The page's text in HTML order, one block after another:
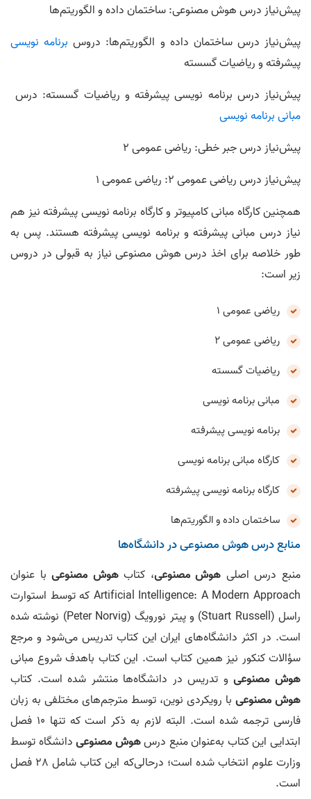
پیش‌نیاز درس هوش مصنوعی: ساختمان داده و الگوریتم‌ها
پیش‌نیاز درس ساختمان داده و الگوریتم‌ها: دروس برنامه نویسی
پیشرفته و ریاضیات گسسته
پیش‌نیاز درس برنامه نویسی پیشرفته و ریاضیات گسسته: درس
مبانی‌ برنامه‌ نویسی
پیش‌نیاز درس جبر خطی: ریاضی عمومی 2
پیش‌نیاز درس ریاضی عمومی 2: ریاضی عمومی 1
همچنین کارگاه مبانی کامپیوتر و کارگاه برنامه نویسی پیشرفته نیز هم
نیاز درس مبانی پیشرفته و برنامه نویسی پیشرفته هستند. پس به
طور خلاصه برای اخذ درس هوش مصنوعی نیاز به قبولی در دروس
زیر است:
ریاضی عمومی 1
ریاضی عمومی 2
ریاضیات گسسته
مبانی برنامه نویسی
برنامه نویسی پیشرفته
کارگاه مبانی برنامه نویسی
کارگاه برنامه نویسی پیشرفته
ساختمان داده و الگوریتم‌ها
منابع درس هوش مصنوعی در دانشگاه‌ها
منبع درس اصلی هوش مصنوعی، کتابهوش مصنوعیبا عنوان
Artificial Intelligence: A Modern Approach که توسط استوارت
راسل (Stuart Russell) و پیتر نورویگ (Peter Norvig) نوشته شده
است. در اکثر دانشگاه‌های ایران این کتاب تدریس می‌شود و مرجع
سؤالات کنکور نیز همین کتاب است. این کتاب باهدف شروع مبانی
هوش مصنوعیو تدریس در دانشگاه‌ها منتشر شده است. کتاب
هوش مصنوعی با رویکردی نوین، توسط مترجم‌های مختلفی به زبان
فارسی ترجمه شده است. البته لازم به ذکر است که تنها 10 فصل
ابتدایی این کتاب به‌عنوان منبع درسهوش مصنوعیدانشگاه توسط
وزارت علوم انتخاب شده است؛ درحالی‌که این کتاب شامل 28 فصل
است.